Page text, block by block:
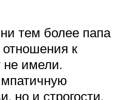
тем более папа
отношения к
имели.
но и строгости.